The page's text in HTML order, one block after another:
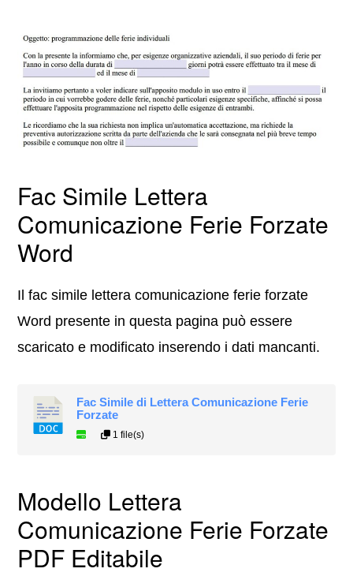
Fac Simile Lettera
Comunicazione Ferie Forzate
Word
Il fac simile lettera comunicazione ferie forzate
Word presente in questa pagina può essere
scaricato e modificato inserendo i dati mancanti.
Fac Simile di Lettera Comunicazione Ferie
Forzate
1 file(s)
Modello Lettera
Comunicazione Ferie Forzate
PDF Editabile